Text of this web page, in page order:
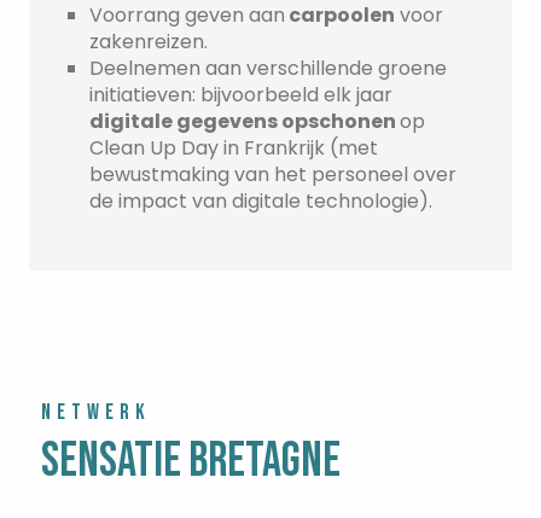
Voorrang geven aan carpoolen voor
zakenreizen.
Deelnemen aan verschillende groene
initiatieven: bijvoorbeeld elk jaar
digitale gegevens opschonenop
Clean Up Day in Frankrijk (met
bewustmaking van het personeel over
de impact van digitale technologie).
NETWERK
SENSATIE BRETAGNE